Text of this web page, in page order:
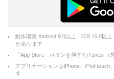
動作環境 Android 9.0以上、iOS 16.0以
があります
「App Store」ボタンを押すとiTunes （
アプリケーションはiPhone、iPod touch
す